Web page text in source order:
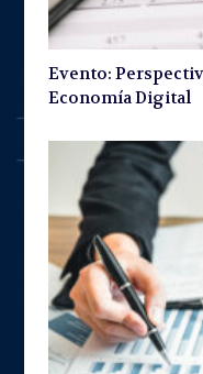
Evento:
Economía Digital